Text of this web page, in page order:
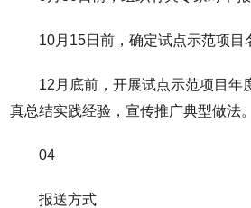
10月15日前，确定试点示范项目
12月底前，开展试点示范项目年
真总结实践经验，宣传推广典型做法。
04
报送方式